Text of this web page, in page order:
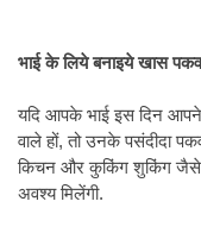
भाई के लिये बनाइये खास
यदि आपके भाई इस दिन
वाले हों, तो उनके पसंदीदा
किचन और कुकिंग शुकिंग जैसे
अवश्य मिलेंगी.